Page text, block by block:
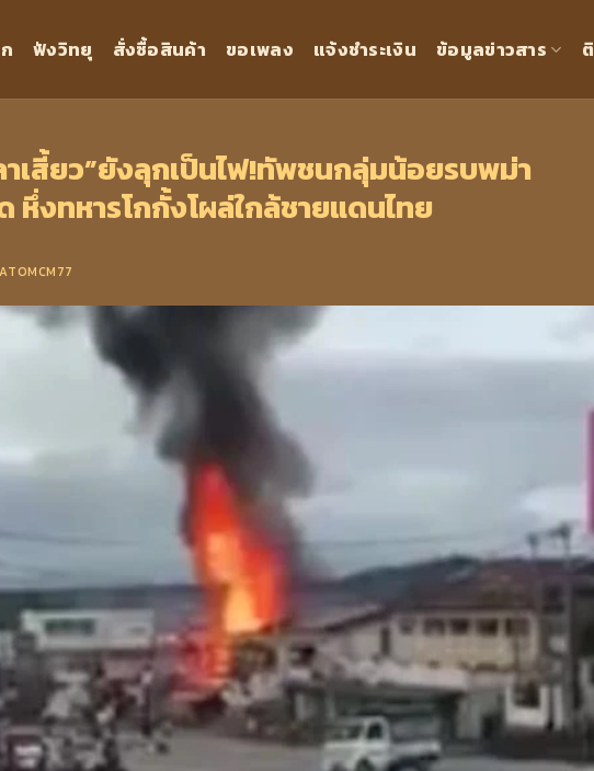
ฟังวิทยุ สั่งซื้อสินค้า ขอเพลง แจ้งชำระเงิน ข้อมูลข่าวสาร
เสี้ยว”ยังลุกเป็นไฟ!ทัพชนกลุ่มน้อยรบพม่า
หึ่งทหารโกกั้งโผล่ใกล้ชายแดนไทย